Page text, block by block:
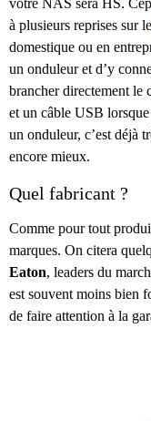
votre NAS sera HS.
à plusieurs reprises sur le
domestique ou en
un onduleur et d’y
brancher directement le
et un câble USB
un onduleur, c’est déjà
encore mieux.
Quel fabricant ?
Comme pour tout
marques. On citera
Eaton, leaders du
est souvent moins bien
de faire attention à la